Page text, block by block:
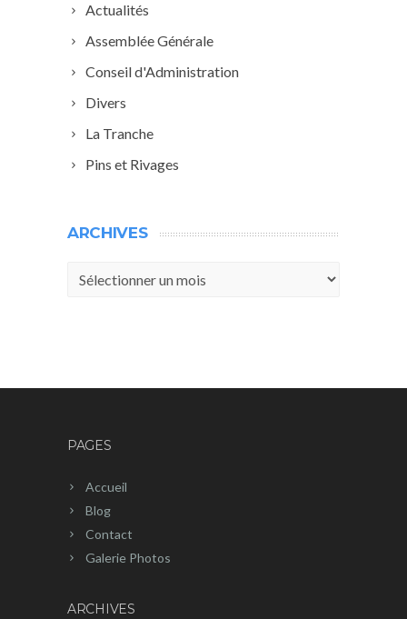
Actualités
Assemblée Générale
Conseil d'Administration
Divers
La Tranche
Pins et Rivages
ARCHIVES
Archives
PAGES
Accueil
Blog
Contact
Galerie Photos
ARCHIVES